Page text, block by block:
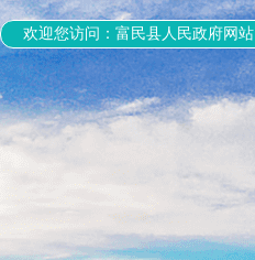
欢迎您访问：富民县人民政府网站